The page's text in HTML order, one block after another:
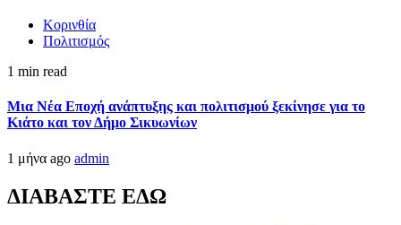
Κορινθία
Πολιτισμός
1 min read
Μια Νέα Εποχή ανάπτυξης και πολιτισμού ξεκίνησε για το
Κιάτο και τον Δήμο Σικυωνίων
1 μήνα ago admin
ΔΙΑΒΑΣΤΕ ΕΔΩ